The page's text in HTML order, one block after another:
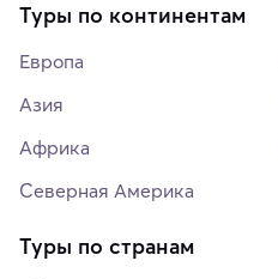
Туры по континентам
Европа
Азия
Африка
Северная Америка
Туры по странам